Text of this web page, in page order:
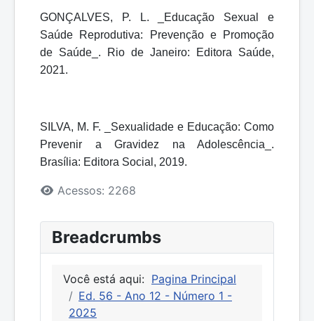
GONÇALVES, P. L. _Educação Sexual e
Saúde Reprodutiva: Prevenção e Promoção
de Saúde_. Rio de Janeiro: Editora Saúde,
2021.
SILVA, M. F. _Sexualidade e Educação: Como
Prevenir a Gravidez na Adolescência_.
Brasília: Editora Social, 2019.
Detalhes
Acessos: 2268
Breadcrumbs
Você está aqui: Pagina Principal
Ed. 56 - Ano 12 - Número 1 -
2025